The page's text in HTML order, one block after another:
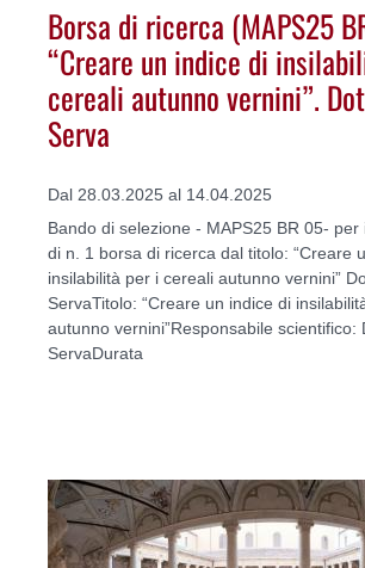
Borsa di ricerca (MAPS25
“Creare un indice di
cereali autunno vernini”.
Serva
Dal 28.03.2025 al 14.04.2025
Bando di selezione - MAPS25 BR 05-
di n. 1 borsa di ricerca dal titolo: “Creare
insilabilità per i cereali autunno vernini”
ServaTitolo: “Creare un indice di
autunno vernini”Responsabile scientifico:
ServaDurata